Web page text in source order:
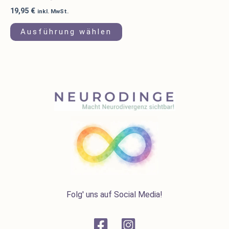
19,95 € inkl. MwSt.
Ausführung wählen
Folg' uns auf Social Media!